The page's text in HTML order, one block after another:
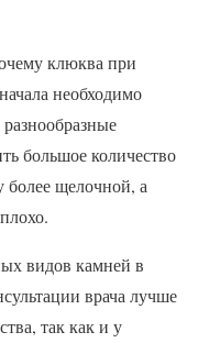
клюква при
необходимо
разнообразные
большое количество
более щелочной, а
видов камней в
врача лучше
так как и у